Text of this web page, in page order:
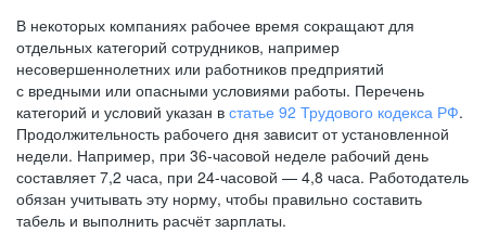
В некоторых компаниях рабочее время сокращают для
отдельных категорий сотрудников, например
несовершеннолетних или работников предприятий
с вредными или опасными условиями работы. Перечень
категорий и условий указан в статье 92 Трудового кодекса РФ.
Продолжительность рабочего дня зависит от установленной
недели. Например, при 36-часовой неделе рабочий день
составляет 7,2 часа, при 24-часовой — 4,8 часа. Работодатель
обязан учитывать эту норму, чтобы правильно составить
табель и выполнить расчёт зарплаты.